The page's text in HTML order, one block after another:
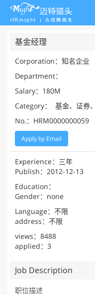
基金经理
Corporation：知名企业
Department：
Salary：180M
Category： 基金、证券
No.：HRM0000000059
Apply by Email
Experience：三年
Publish：2012-12-13
Education：
Gender：none
Language：不限
address：不限
views：8488
applied：3
Job Description
职位描述